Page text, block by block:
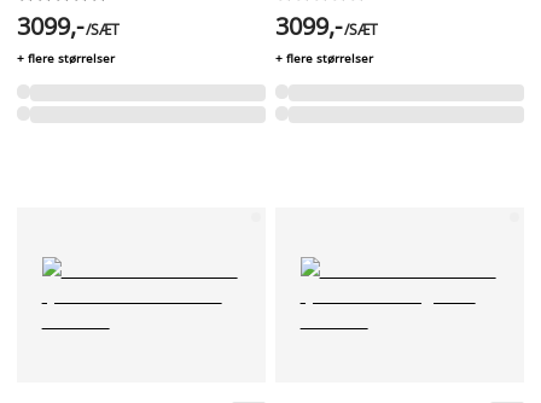
3099,-/SÆT
+ flere størrelser
3099,-/SÆT
+ flere størrelser